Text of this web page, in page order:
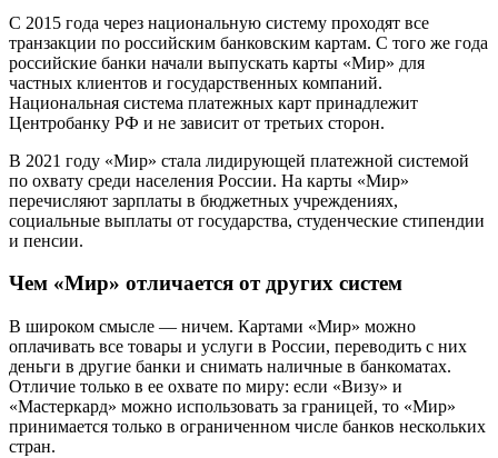
С 2015 года через национальную систему проходят все
транзакции по российским банковским картам. С того же года
российские банки начали выпускать карты «Мир» для
частных клиентов и государственных компаний.
Национальная система платежных карт принадлежит
Центробанку РФ и не зависит от третьих сторон.
В 2021 году «Мир» стала лидирующей платежной системой
по охвату среди населения России. На карты «Мир»
перечисляют зарплаты в бюджетных учреждениях,
социальные выплаты от государства, студенческие стипендии
и пенсии.
Чем «Мир» отличается от других систем
В широком смысле — ничем. Картами «Мир» можно
оплачивать все товары и услуги в России, переводить с них
деньги в другие банки и снимать наличные в банкоматах.
Отличие только в ее охвате по миру: если «Визу» и
«Мастеркард» можно использовать за границей, то «Мир»
принимается только в ограниченном числе банков нескольких
стран.